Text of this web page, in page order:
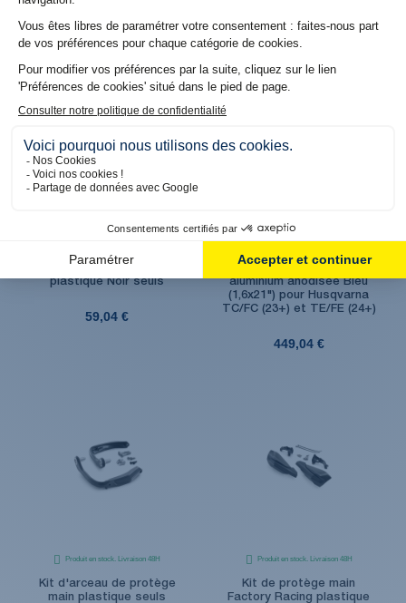
65,04 € 65,04 €
plastique Noir seuls
59,04 €
Produit en stock. Livraison 48H
Roue avant Factory
aluminium anodisée Bleu
(1,6x21") pour Husqvarna
TC/FC (23+) et TE/FE (24+)
449,04 €
Produit en stock. Livraison 48H
Kit d'arceau de protège
main plastique seuls
Produit en stock. Livraison 48H
Kit de protège main
Factory Racing plastique